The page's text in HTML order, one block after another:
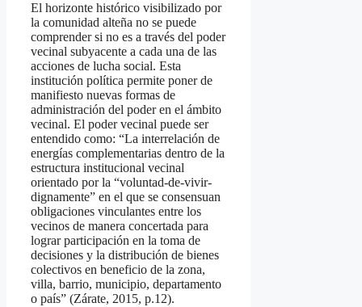
El horizonte histórico visibilizado por
la comunidad alteña no se puede
comprender si no es a través del poder
vecinal subyacente a cada una de las
acciones de lucha social. Esta
institución política permite poner de
manifiesto nuevas formas de
administración del poder en el ámbito
vecinal. El poder vecinal puede ser
entendido como: “La interrelación de
energías complementarias dentro de la
estructura institucional vecinal
orientado por la “voluntad-de-vivir-
dignamente” en el que se consensuan
obligaciones vinculantes entre los
vecinos de manera concertada para
lograr participación en la toma de
decisiones y la distribución de bienes
colectivos en beneficio de la zona,
villa, barrio, municipio, departamento
o país” (Zárate, 2015, p.12).